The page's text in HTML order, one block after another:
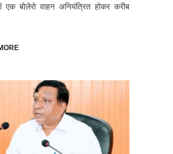
बोलेरो वाहन अनियंत्रित होकर करीब